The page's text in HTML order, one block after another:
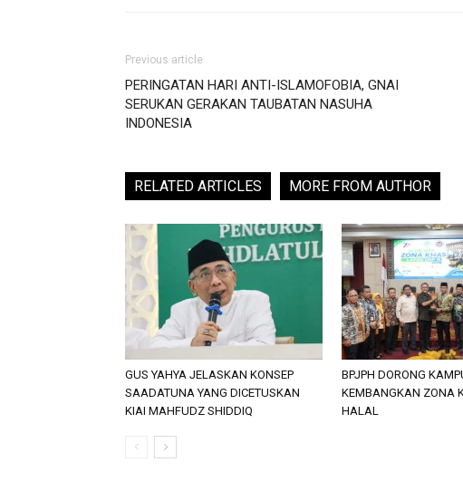
Previous article
PERINGATAN HARI ANTI-ISLAMOFOBIA, GNAI
SERUKAN GERAKAN TAUBATAN NASUHA
INDONESIA
RELATED ARTICLES MORE FROM AUTHOR
GUS YAHYA JELASKAN KONSEP
SAADATUNA YANG DICETUSKAN
KIAI MAHFUDZ SHIDDIQ
BPJPH DORONG
KEMBANGKAN ZONA
HALAL